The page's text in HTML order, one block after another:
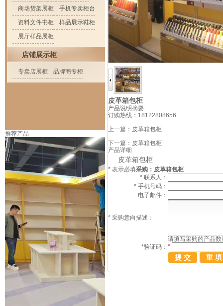
商场货架展柜
手机专卖柜台
资料文件书柜
样品展示鞋柜
展厅样品展柜
店铺展示柜
专卖店展柜 品牌商专柜
推荐产品
皮革箱包柜
产品说明摘要:
订购热线： 18122808656
上一篇： 皮革箱包柜
下一篇： 皮革箱包柜
产品详细
皮革箱包柜
* 表示必填采购：皮革箱包柜
* 联系人：
* 手机号码：
电子邮件：
* 采购意向描述：
请填写采购的产品数
*验证码： *